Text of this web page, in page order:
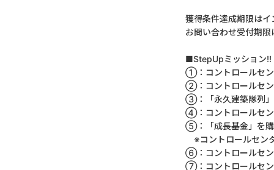
獲得条件達成期限は
お問い合わせ受付期
■StepUpミッション!!
①：コントロールセ
②：コントロールセ
③：「永久建築隊列
④：コントロールセン
⑤：「成長基金」を
※コントロールセン
⑥：コントロールセ
⑦：コントロールセ